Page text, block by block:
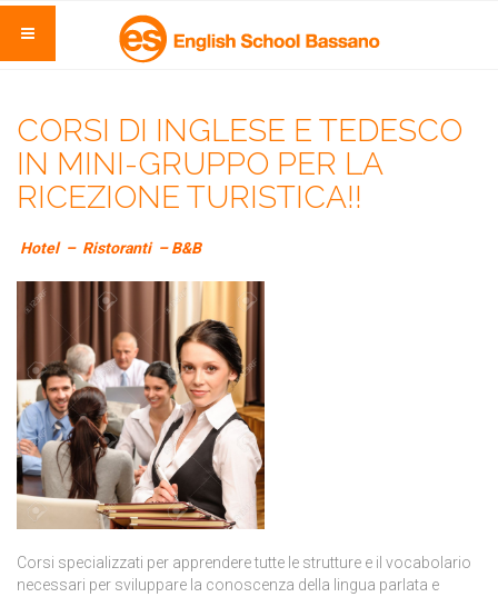
CORSI DI INGLESE E TEDESCO
IN MINI-GRUPPO PER LA
RICEZIONE TURISTICA!!
Hotel – Ristoranti – B&B
Corsi specializzati per apprendere tutte le strutture e il vocabolario
necessari per sviluppare la conoscenza della lingua parlata e